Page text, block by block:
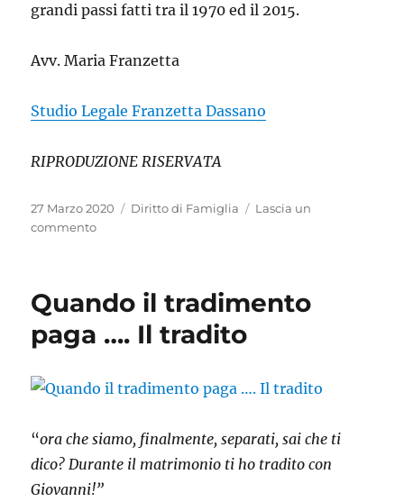
grandi passi fatti tra il 1970 ed il 2015.
Avv. Maria Franzetta
Studio Legale Franzetta Dassano
RIPRODUZIONE RISERVATA
Pubblicato
il
27 Marzo 2020 Categorie
Diritto di Famiglia
Lascia un
commentosu
scoppiano
Quando il tradimento
paga …. Il tradito
“ora che siamo, finalmente, separati, sai che ti
dico? Durante il matrimonio ti ho tradito con
Giovanni!”